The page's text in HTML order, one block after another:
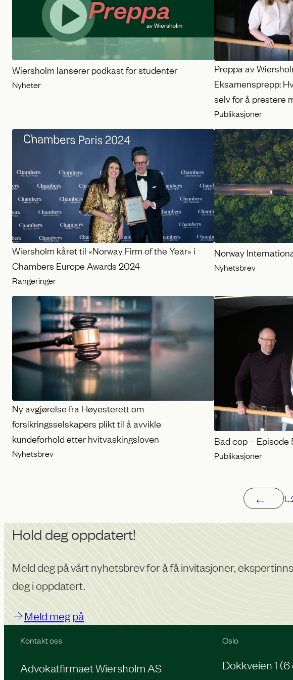
n
h
o
l
d
Wiersholm lanserer podkast for studenter
Nyheter
Preppa av
Eksamensprepp:
selv for å prestere
Publikasjoner
Wiersholm kåret til «Norway Firm of the Year» i
Chambers Europe Awards 2024
Rangeringer
Norway
Nyhetsbrev
Ny avgjørelse fra Høyesterett om
forsikringsselskapers plikt til å avvikle
kundeforhold etter hvitvaskingsloven
Nyhetsbrev
Bad cop – Episode
Publikasjoner
← 1…
Hold deg oppdatert!
Meld deg på vårt nyhetsbrev for å få invitasjoner,
deg i oppdatert.
Meld meg på
Kontakt oss
Advokatfirmaet Wiersholm AS
Oslo
Dokkveien 1 (6